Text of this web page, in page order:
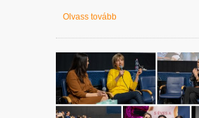
Olvass tovább